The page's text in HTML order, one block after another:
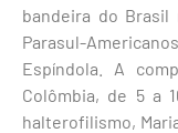
bandeira do
Parasul-
Espíndola. A
Colômbia, de 5 a
halterofilismo,